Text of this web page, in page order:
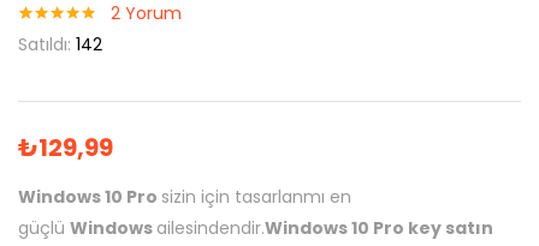
müşteri
puanına
5.00puan
2 Yorum
Satıldı: 142
₺129,99
Windows 10 Pro sizin için tasarlanmı en
güçlü Windows ailesindendir.Windows 10 Pro key satın